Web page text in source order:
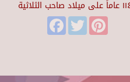
FacebookTwitter